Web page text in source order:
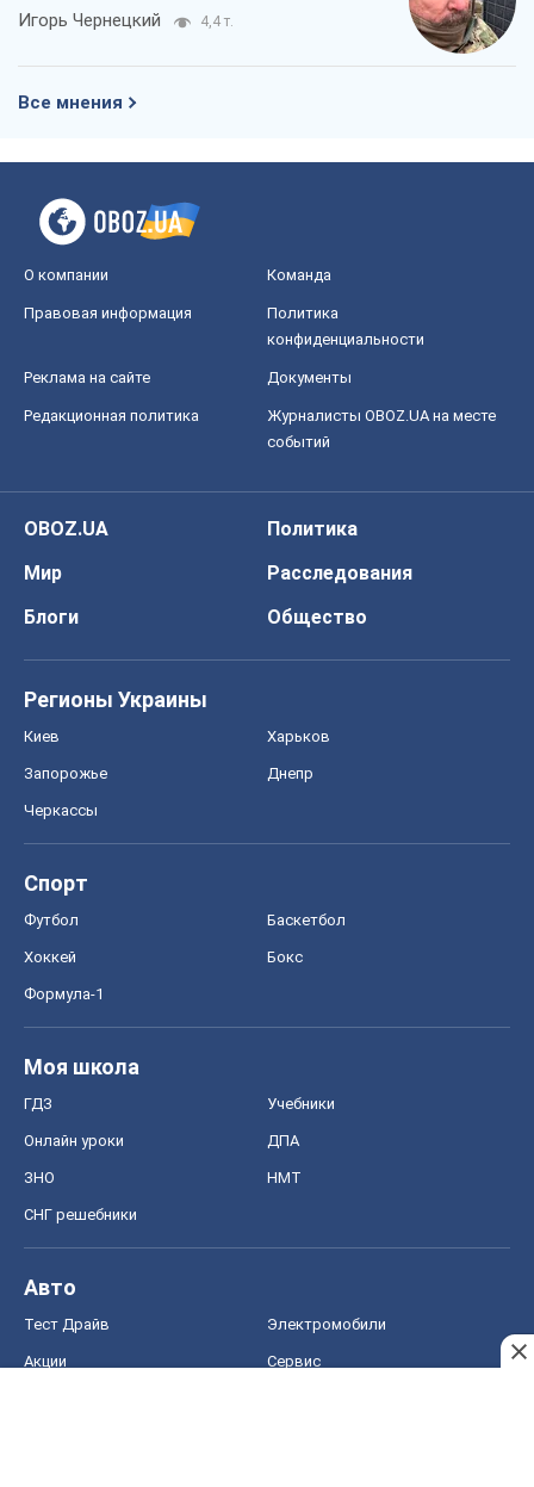
Игорь Чернецкий 4,4 т.
Все мнения
О компании Команда
Правовая информация
Политика
конфиденциальности
Реклама на сайте Документы
Редакционная политика
Журналисты OBOZ.UA на месте
событий
OBOZ.UA
Политика
Мир
Расследования
Блоги
Общество
Регионы Украины
Киев Харьков
Запорожье Днепр
Черкассы
Спорт
Футбол Баскетбол
Хоккей Бокс
Формула-1
Моя школа
ГДЗ Учебники
Онлайн уроки ДПА
ЗНО НМТ
СНГ решебники
Авто
Тест Драйв Электромобили
Акции Сервис